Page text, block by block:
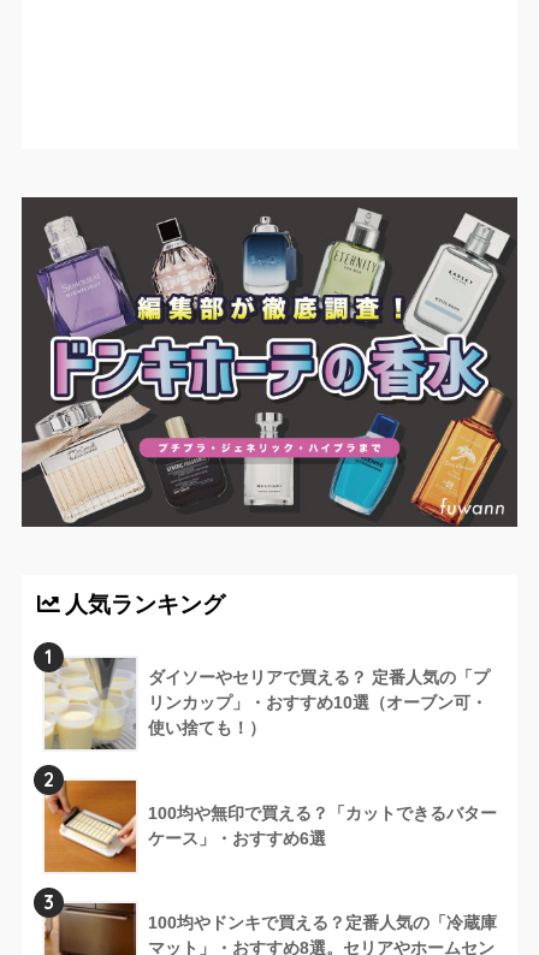
人気ランキング
1
ダイソーやセリアで買える？ 定番人気の「プ
リンカップ」・おすすめ10選（オーブン可・
使い捨ても！）
2
100均や無印で買える？「カットできるバター
ケース」・おすすめ6選
3
100均やドンキで買える？定番人気の「冷蔵庫
マット」・おすすめ8選。セリアやホームセン